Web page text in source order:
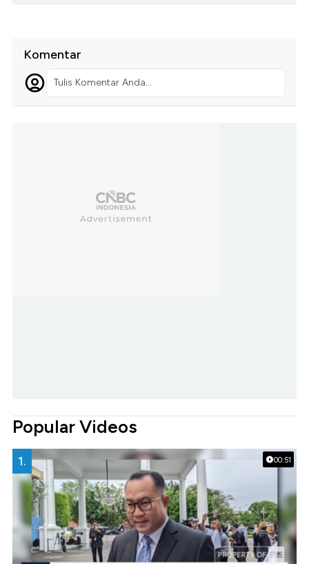
Komentar
Tulis Komentar Anda...
Popular Videos
00:51
1.